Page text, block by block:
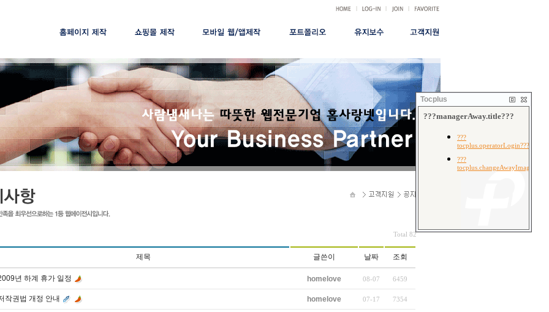
제작가격
맞춤솔루션
제작가격
제작가격
쇼핑몰
시안형
무료형
서비스안내
유지관리비용
건별관리비용
무료광고대행
FAQ
결재안내
Total 82
제목 글쓴이 날짜 조회
년 하계 휴가 일정 homelove 08-07 6459
작권법 개정 안내 homelove 07-17 7354
Tocplus